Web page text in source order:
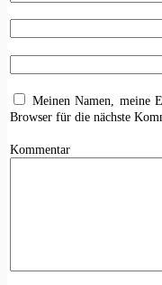
Meinen Namen, meine
Browser für die nächste